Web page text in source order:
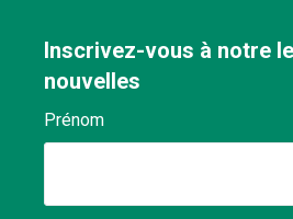
Inscrivez-vous à notre
nouvelles
Prénom